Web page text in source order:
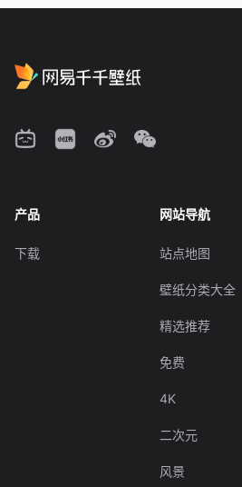
产品
下载
网站导航
站点地图
壁纸分类大全
精选推荐
免费
4K
二次元
风景